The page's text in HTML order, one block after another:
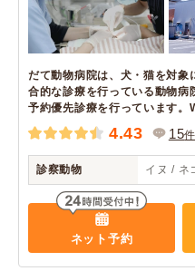
だて動物病院は、犬・猫を対
合的な診療を行っている動物病
予約優先診療を行っています
4.43 15件
診察動物 イヌ / ネ
ネット予約